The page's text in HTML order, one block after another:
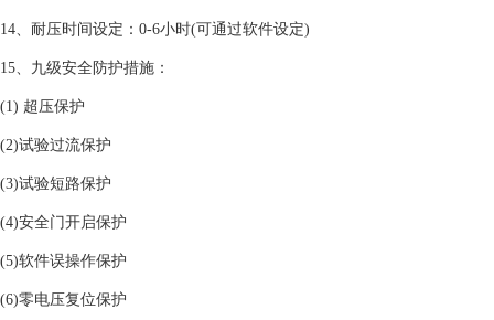
14、耐压时间设定：0-6小时(可通过软件设定)
15、九级安全防护措施：
(1) 超压保护
(2)试验过流保护
(3)试验短路保护
(4)安全门开启保护
(5)软件误操作保护
(6)零电压复位保护